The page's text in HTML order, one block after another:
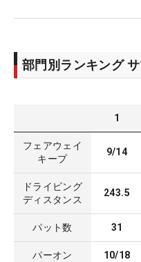
部門別ランキング
1
フェアウェイ
キープ
9/14
ドライビング
ディスタンス
243.5
パット数 31
パーオン 10/18